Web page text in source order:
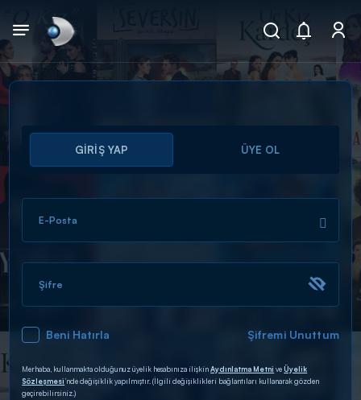
Arama
ARAMA SONUÇLARI
DİĞER SONUÇLAR
GİRİŞ YAP ÜYE OL
E-Posta
Şifre
Beni Hatırla Şifremi Unuttum
Merhaba, kullanmakta olduğunuz üyelik hesabınıza ilişkinAydınlatma Metni veÜyelik
Sözleşmesi’nde değişiklik yapılmıştır. (İlgili değişiklikleri bağlantıları kullanarak gözden
geçirebilirsiniz.)